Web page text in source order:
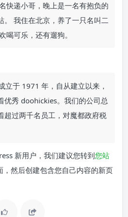
快递小哥，晚上是一名有抱负的
。 我住在北京，养了一只名叫二
喝可乐，还有遛狗。
立于 1971 年，自从建立以来，
优秀 doohickies。我们的公司总
超过两千名员工，对魔都政府税
新用户，我们建议您转到您站
，然后创建包含您自己内容的新页